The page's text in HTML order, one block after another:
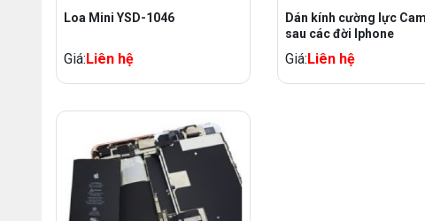
Loa Mini YSD-1046
Giá: Liên hệ
Dán kính cường lực Camera
sau các đời Iphone
Giá: Liên hệ